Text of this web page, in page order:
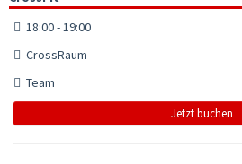
18:00 - 19:00
CrossRaum
Team
Jetzt buchen